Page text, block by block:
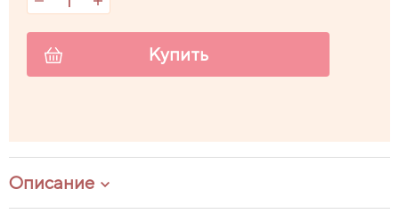
Купить
Описание